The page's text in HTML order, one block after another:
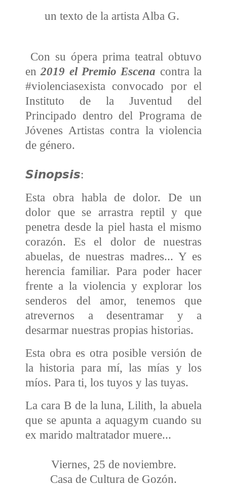
un texto de la artista Alba G.
Con su ópera prima teatral obtuvo
en2019 el Premio Escena contra la
#violenciasexista convocado por el
Instituto de la Juventud del
Principado dentro del Programa de
Jóvenes Artistas contra la violencia
de género.
𝙎𝙞𝙣𝙤𝙥𝙨𝙞𝙨:
Esta obra habla de dolor. De un
dolor que se arrastra reptil y que
penetra desde la piel hasta el mismo
corazón. Es el dolor de nuestras
abuelas, de nuestras madres... Y es
herencia familiar. Para poder hacer
frente a la violencia y explorar los
senderos del amor, tenemos que
atrevernos a desentramar y a
desarmar nuestras propias historias.
Esta obra es otra posible versión de
la historia para mí, las mías y los
míos. Para ti, los tuyos y las tuyas.
La cara B de la luna, Lilith, la abuela
que se apunta a aquagym cuando su
ex marido maltratador muere...
Viernes, 25 de noviembre.
Casa de Cultura de Gozón.